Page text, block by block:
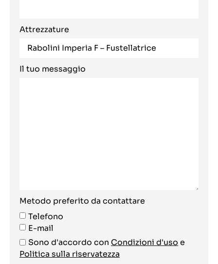
Attrezzature
Il tuo messaggio
Metodo preferito da contattare
Telefono
E-mail
Sono d'accordo con Condizioni d'uso e
Politica sulla riservatezza